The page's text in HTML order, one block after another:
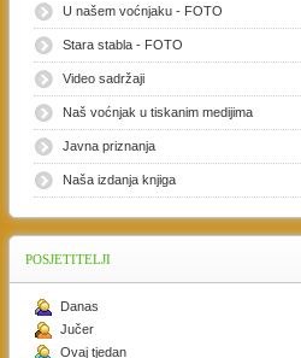
U našem voćnjaku - FOTO
Stara stabla - FOTO
Video sadržaji
Naš voćnjak u tiskanim medijima
Javna priznanja
Naša izdanja knjiga
POSJETITELJI
Danas
Jučer
Ovaj tjedan